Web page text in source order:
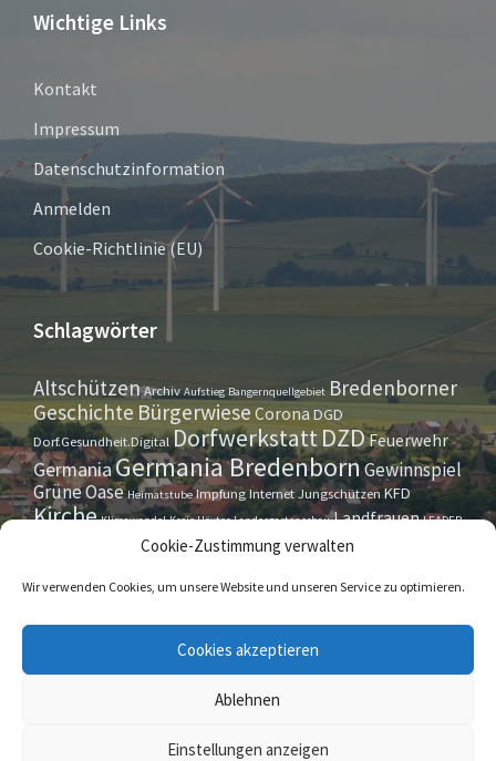
Cookie-Zustimmung verwalten
Wir verwenden Cookies, um unsere Website und unseren Service zu optimieren.
Cookies akzeptieren
Ablehnen
Einstellungen anzeigen
Wichtige Links
Kontakt
Impressum
Datenschutzinformation
Anmelden
Cookie-Richtlinie (EU)
Schlagwörter
AltschützenArchiv Aufstieg Bangernquellgebiet Bredenborner
Geschichte Bürgerwiese CoronaDGD
Dorf.Gesundheit.Digital DorfwerkstattDZDFeuerwehr
GermaniaGermania BredenbornGewinnspiel
Grüne Oase Heimatstube ImpfungInternetJungschützenKFD
Kirche Klimawandel Kreis Höxter Landesgartenschau Landfrauen LEADER
Maurer- u. HandwerkervereinOktoberfest
Straßensperrung Tennis Theatergruppe Tipps & Tricks
www.marienmünster.de